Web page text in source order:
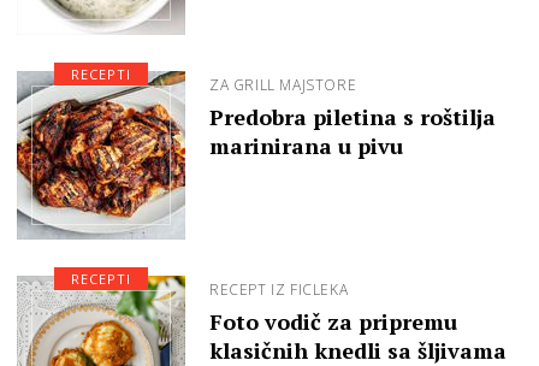
ZA GRILL MAJSTORE
Predobra piletina s roštilja
marinirana u pivu
RECEPTI
RECEPT IZ FICLEKA
Foto vodič za pripremu
klasičnih knedli sa šljivama
RECEPTI